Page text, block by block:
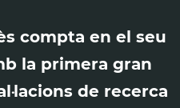
compta en el seu
la primera gran
de recerca